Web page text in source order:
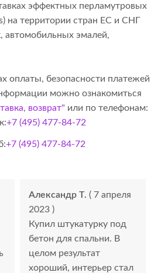
эффектных перламутровых
на территории стран ЕС и СНГ
автомобильных эмалей,
оплаты, безопасности платежей
можно ознакомиться
возврат" или по телефонам:
+7 (495) 477-84-72
+7 (495) 477-84-72
Александр Т. ( 7 апреля
2023 )
Купил штукатурку под
бетон для спальни. В
целом результат
хороший, интерьер стал